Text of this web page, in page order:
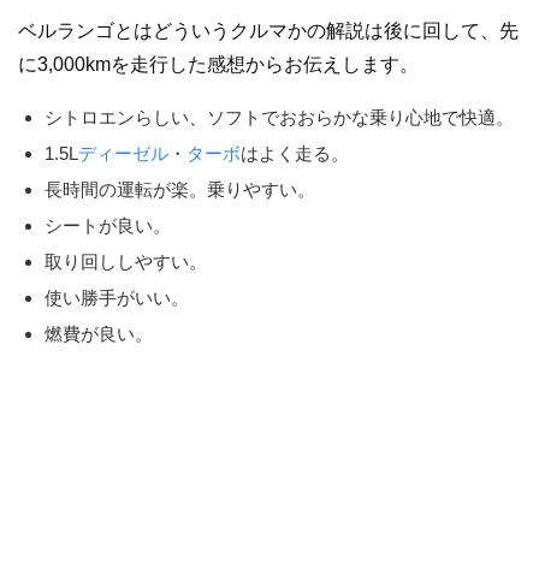
ベルランゴとはどういうクルマかの解説は後に回して、先
に3,000kmを走行した感想からお伝えします。
シトロエンらしい、ソフトでおおらかな乗り心地で快適。
1.5Lディーゼル ・ ターボはよく走る。
長時間の運転が楽。乗りやすい。
シートが良い。
取り回ししやすい。
使い勝手がいい。
燃費が良い。